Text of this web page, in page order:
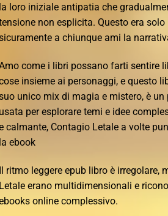
la loro iniziale antipatia che
non esplicita. Questo era
a chiunque ami la
come i libri possano farti sentire
insieme ai personaggi, e questo
unico mix di magia e mistero, è
usata per esplorare temi e idee
calmante, Contagio Letale a volte
la ebook
Il ritmo leggere epub libro è irregolare,
Letale erano multidimensionali e
online complessivo.